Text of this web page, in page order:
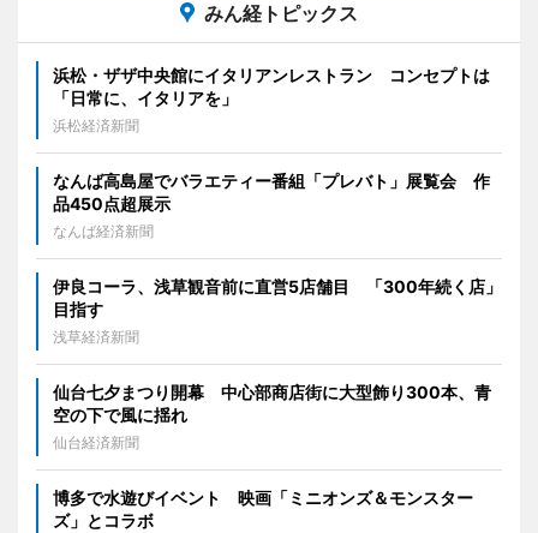
みん経トピックス
浜松・ザザ中央館にイタリアンレストラン コンセプトは
「日常に、イタリアを」
浜松経済新聞
なんば高島屋でバラエティー番組「プレバト」展覧会 作
品450点超展示
なんば経済新聞
伊良コーラ、浅草観音前に直営5店舗目 「300年続く店」
目指す
浅草経済新聞
仙台七夕まつり開幕 中心部商店街に大型飾り300本、青
空の下で風に揺れ
仙台経済新聞
博多で水遊びイベント 映画「ミニオンズ＆モンスター
ズ」とコラボ